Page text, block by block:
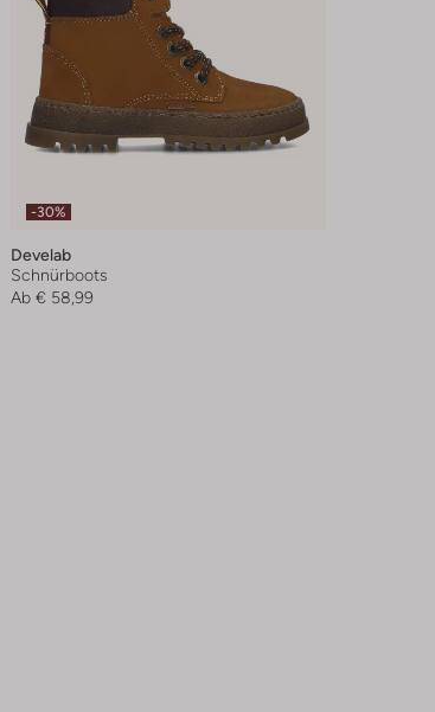
-30%
Develab
Schnürboots
Ab € 58,99